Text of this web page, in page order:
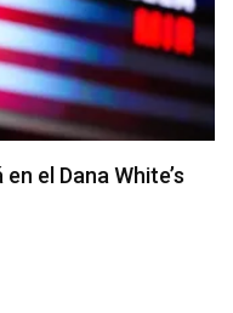
2 será la pelea